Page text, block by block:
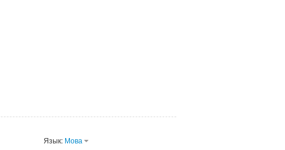
Язык: Мова